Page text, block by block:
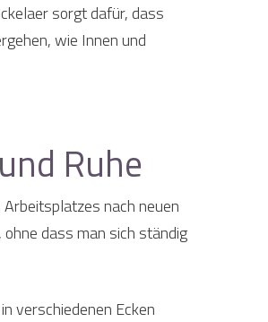
sorgt dafür, dass
wie Innen und
Ruhe
nach neuen
dass man sich ständig
verschiedenen Ecken